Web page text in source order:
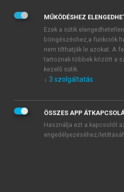
tapasztalattal, jobb
mellett kivitelezhető,
jelenthet a
meglehetősen restriktíven
abban az ügyben,
bőrdaganat kiirtása miatt
mint gondolták, így
végezni, bőrhiány alakult ki,
vett bőrrel fedték. A műtét
károsodás alakult ki. A
MŰKÖDÉSHEZ
Ezek a sütik
böngészéshez,a funkciók
nem tilthatják le azokat. A
tartoznak többek között a
kezelő sütik.
↓ 3 szolgáltatás
ÖSSZES APP
Használja ezt a kapcsolót
engedélyezéséhez/